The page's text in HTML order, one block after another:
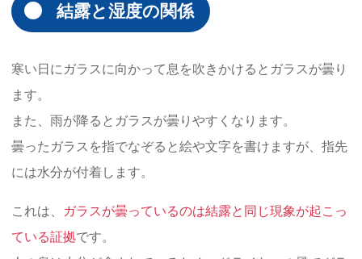
結露と湿度の関係
寒い日にガラスに向かって息を吹きかけるとガラスが曇り
ます。
また、雨が降るとガラスが曇りやすくなります。
曇ったガラスを指でなぞると絵や文字を書けますが、指先
には水分が付着します。
これは、
ガラスが曇っているのは結露と同じ現象が起こっ
ている証拠です。